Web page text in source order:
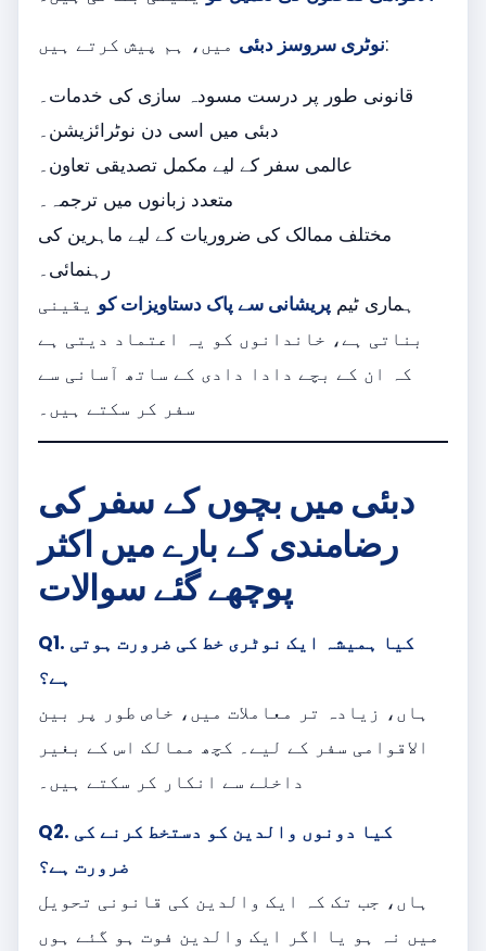
نوٹری سروسز دبئیمیں، ہم پیش کرتے ہیں:
قانونی طور پر درست مسودہ سازی کی خدمات۔
دبئی میں اسی دن نوٹرائزیشن۔
عالمی سفر کے لیے مکمل تصدیقی تعاون۔
متعدد زبانوں میں ترجمہ۔
مختلف ممالک کی ضروریات کے لیے ماہرین کی
رہنمائی۔
ہماری ٹیم پریشانی سے پاک دستاویزات کو یقینی
بناتی ہے، خاندانوں کو یہ اعتماد دیتی ہے
کہ ان کے بچے دادا دادی کے ساتھ آسانی سے
سفر کر سکتے ہیں۔
دبئی میں بچوں کے سفر کی
رضامندی کے بارے میں اکثر
پوچھے گئے سوالات
Q1. کیا ہمیشہ ایک نوٹری خط کی ضرورت ہوتی
ہے؟
ہاں، زیادہ تر معاملات میں، خاص طور پر بین
الاقوامی سفر کے لیے۔ کچھ ممالک اس کے بغیر
داخلے سے انکار کر سکتے ہیں۔
Q2. کیا دونوں والدین کو دستخط کرنے کی
ضرورت ہے؟
ہاں، جب تک کہ ایک والدین کی قانونی تحویل
میں نہ ہو یا اگر ایک والدین فوت ہو گئے ہوں